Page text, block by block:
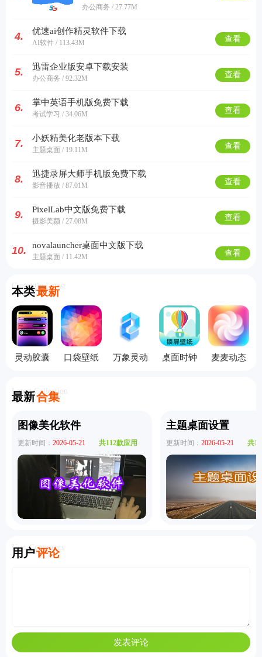
办公商务 / 27.77M
4. 优速ai创作精灵软件下载
AI软件 / 113.43M 查看
5. 迅雷企业版安卓下载安装
办公商务 / 92.32M 查看
6. 掌中英语手机版免费下载
考试学习 / 34.06M 查看
7. 小妖精美化老版本下载
主题桌面 / 19.11M 查看
8. 迅捷录屏大师手机版免费下载
影音播放 / 87.01M 查看
9. PixelLab中文版免费下载
摄影美颜 / 27.08M 查看
10. novalauncher桌面中文版下载
主题桌面 / 11.42M 查看
本类最新
Currently Latest
灵动胶囊
口袋壁纸
万象灵动
桌面时钟
麦麦动态
最新合集
Latest Collection
图像美化软件
更新时间： 2026-05-21 共112款应用
主题桌面设置
更新时间： 2026-05-21 共
用户评论
User Comments